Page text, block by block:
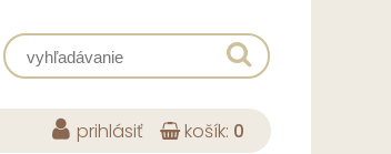
košík: 0
prihlásiť